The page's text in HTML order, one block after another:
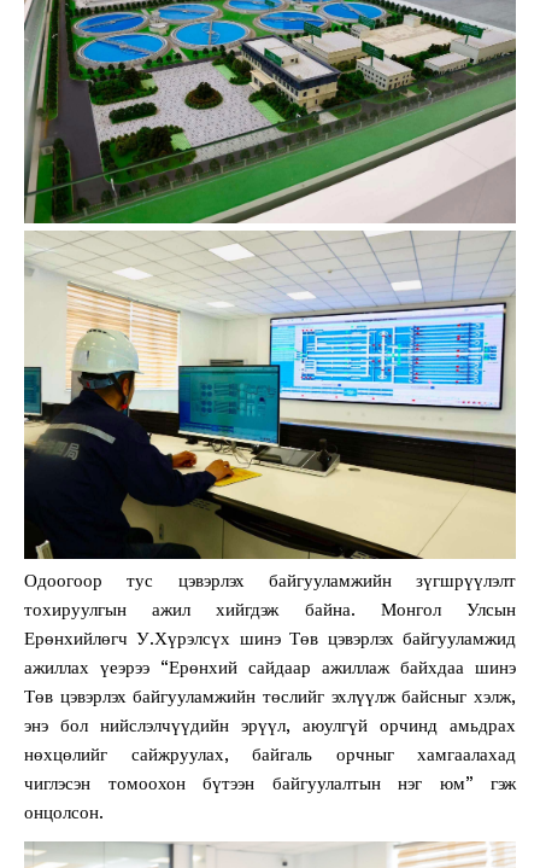
Одоогоор тус цэвэрлэх байгууламжийн зүгшрүүлэлт
тохируулгын ажил хийгдэж байна. Монгол Улсын
Ерөнхийлөгч У.Хүрэлсүх шинэ Төв цэвэрлэх байгууламжид
ажиллах үеэрээ “Ерөнхий сайдаар ажиллаж байхдаа шинэ
Төв цэвэрлэх байгууламжийн төслийг эхлүүлж байсныг хэлж,
энэ бол нийслэлчүүдийн эрүүл, аюулгүй орчинд амьдрах
нөхцөлийг сайжруулах, байгаль орчныг хамгаалахад
чиглэсэн томоохон бүтээн байгуулалтын нэг юм” гэж
онцолсон.